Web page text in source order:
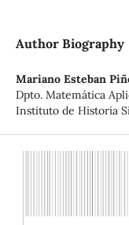
Author Biography
Mariano Esteban
Dpto. Matemática
Instituto de Historia